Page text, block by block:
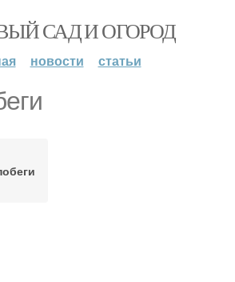
САД И ОГОРОД
новости статьи